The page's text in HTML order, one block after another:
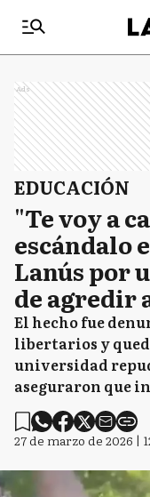
Ads
EDUCACIÓN
"Te voy a
escándalo
Lanús por
de agredir
El hecho fue
libertarios y
universidad
aseguraron que
27 de marzo de 2026 |